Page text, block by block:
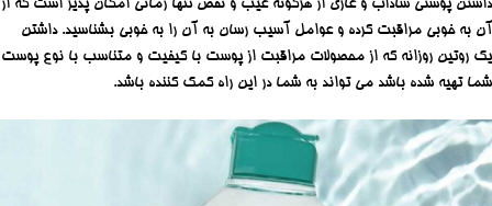
داشتن پوستی شاداب و عاری از هرگونه عیب و نقص تنها زمانی امکان پذیر است که از
آن به خوبی مراقبت کرده و عوامل آسیب رسان به آن را به خوبی بشناسید. داشتن
یک روتین روزانه که از محصولات مراقبت از پوست با کیفیت و متناسب با نوع پوست
شما تهیه شده باشد می تواند به شما در این راه کمک کننده باشد.